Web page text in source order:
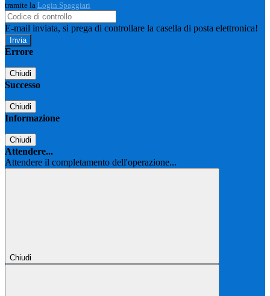
tramite la Login Spaggiari
E-mail inviata, si prega di controllare la casella di posta elettronica!
Errore
Chiudi
Successo
Chiudi
Informazione
Chiudi
Attendere...
Attendere il completamento dell'operazione...
Chiudi